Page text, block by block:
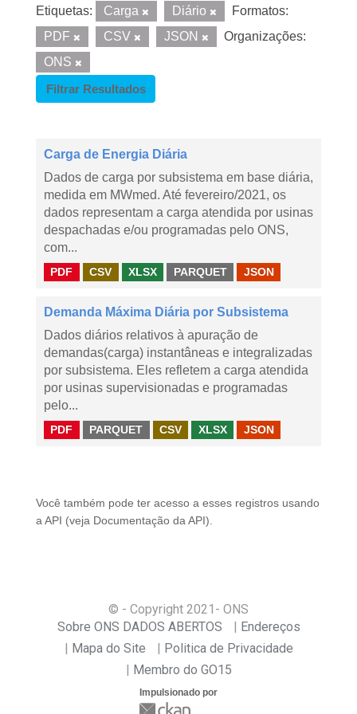
Etiquetas: Carga Diário
Formatos:
PDF
CSV JSON
Organizações:
ONS
Filtrar Resultados
Carga de Energia Diária
Dados de carga por subsistema em base diária,
medida em MWmed. Até fevereiro/2021, os
dados representam a carga atendida por usinas
despachadas e/ou programadas pelo ONS,
com...
PDF CSV XLSX PARQUET JSON
Demanda Máxima Diária por Subsistema
Dados diários relativos à apuração de
demandas(carga) instantâneas e integralizadas
por subsistema. Eles refletem a carga atendida
por usinas supervisionadas e programadas
pelo...
PDF PARQUET CSV XLSX JSON
Você também pode ter acesso a esses registros usando
a API (veja Documentação da API ).
© - Copyright 2021 - ONS
Sobre ONS DADOS ABERTOS
Endereços
Mapa do Site
Politica de Privacidade
Membro do GO15
Impulsionado por